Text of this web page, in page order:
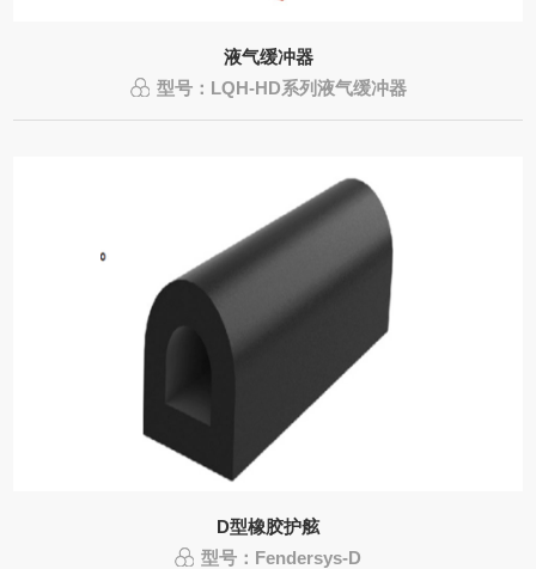
液气缓冲器
型号：LQH-HD系列液气缓冲器
D型橡胶护舷
型号：Fendersys-D